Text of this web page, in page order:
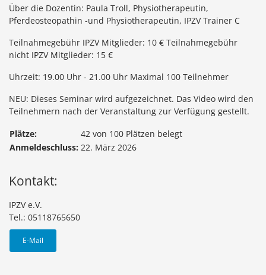
Über die Dozentin: Paula Troll, Physiotherapeutin,
Pferdeosteopathin -und Physiotherapeutin, IPZV Trainer C
Teilnahmegebühr IPZV Mitglieder: 10 € Teilnahmegebühr
nicht IPZV Mitglieder: 15 €
Uhrzeit: 19.00 Uhr - 21.00 Uhr Maximal 100 Teilnehmer
NEU: Dieses Seminar wird aufgezeichnet. Das Video wird den
Teilnehmern nach der Veranstaltung zur Verfügung gestellt.
Plätze:
42 von 100 Plätzen belegt
Anmeldeschluss: 22. März 2026
Kontakt:
IPZV e.V.
Tel.: 05118765650
E-Mail